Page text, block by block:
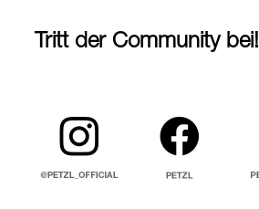
Tritt der Community bei!